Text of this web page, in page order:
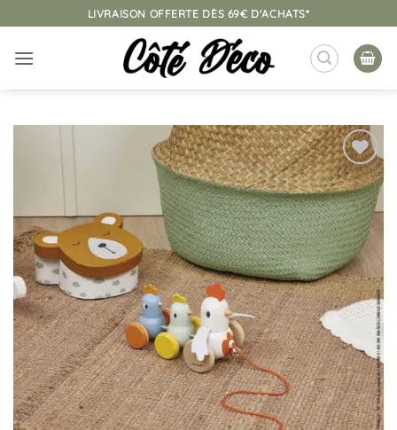
au
contenu
LIVRAISON OFFERTE DÈS 69€ D'ACHATS*
Ajouter
à la
liste
d’envies